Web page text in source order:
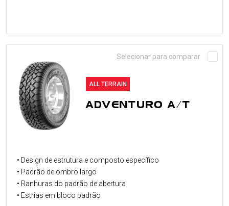
Selecionar para comparar
ALL TERRAIN
ADVENTURO A/T
• Design de estrutura e composto específico
• Padrão de ombro largo
• Ranhuras do padrão de abertura
• Estrias em bloco padrão